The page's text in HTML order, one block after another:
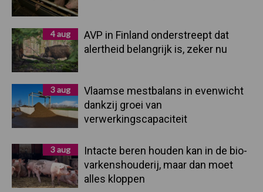
4 aug
AVP in Finland onderstreept dat
alertheid belangrijk is, zeker nu
3 aug
Vlaamse mestbalans in evenwicht
dankzij groei van
verwerkingscapaciteit
3 aug
Intacte beren houden kan in de bio-
varkenshouderij, maar dan moet
alles kloppen